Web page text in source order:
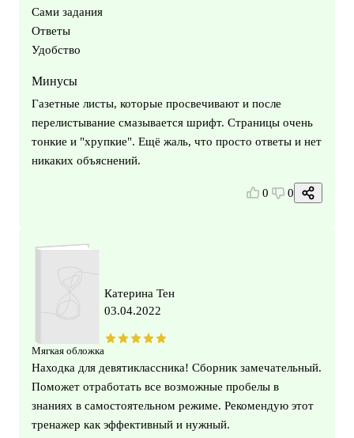
Сами задания
Ответы
Удобство
Минусы
Газетные листы, которые просвечивают и после
перелистывание смазывается шрифт. Страницы очень
тонкие и "хрупкие". Ещё жаль, что просто ответы и нет
никаких объяснений.
0 0
Мягкая обложка
Катерина Тен
03.04.2022
Находка для девятиклассника! Сборник замечательный.
Поможет отработать все возможные пробелы в
знаниях в самостоятельном режиме. Рекомендую этот
тренажер как эффективный и нужный.